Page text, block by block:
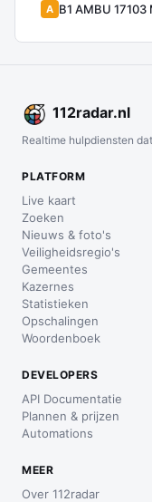
A B1 AMBU
112radar.nl
Realtime hulpdiensten
PLATFORM
Live kaart
Zoeken
Nieuws & foto's
Veiligheidsregio's
Gemeentes
Kazernes
Statistieken
Opschalingen
Woordenboek
DEVELOPERS
API Documentatie
Plannen & prijzen
Automations
MEER
Over 112radar